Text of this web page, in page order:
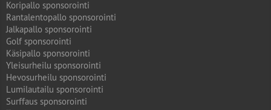
Koripallo sponsorointi
Rantalentopallo sponsorointi
Jalkapallo sponsorointi
Golf sponsorointi
Käsipallo sponsorointi
Yleisurheilu sponsorointi
Hevosurheilu sponsorointi
Lumilautailu sponsorointi
Surffaus sponsorointi